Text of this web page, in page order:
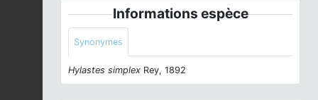
Informations espèce
Synonymes
Hylastes simplex Rey, 1892